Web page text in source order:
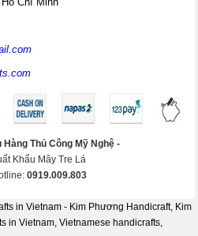
Thủ Công Mỹ Nghệ -
Khẩu Mây Tre Lá
0919.009.803
in Vietnam - Kim Phương Handicraft, Kim
in Vietnam, Vietnamese handicrafts,